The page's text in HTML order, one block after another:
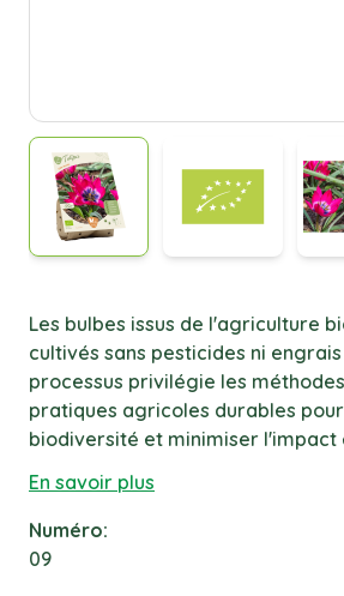
Les bulbes issus de l'agriculture
cultivés sans pesticides ni engrais
processus privilégie les
pratiques agricoles durables
biodiversité et minimiser l'impact
En savoir plus
Numéro:
09